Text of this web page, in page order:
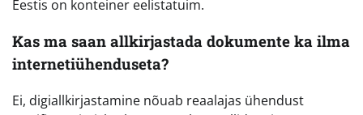
Eestis on konteiner eelistatuim.
Kas ma saan allkirjastada dokumente ka ilma
internetiühenduseta?
Ei, digiallkirjastamine nõuab reaalajas ühendust